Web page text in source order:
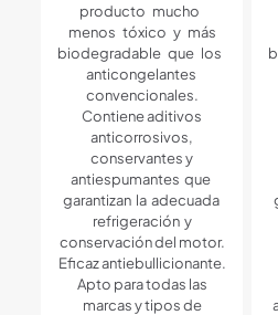
producto mucho
menos tóxico y más
biodegradable que los
anticongelantes
convencionales.
Contiene aditivos
anticorrosivos,
conservantes y
antiespumantes que
garantizan la adecuada
refrigeración y
conservación del motor.
Eficaz antiebullicionante.
Apto para todas las
marcas y tipos de